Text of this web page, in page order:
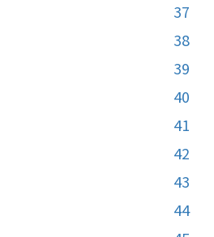
37
38
39
40
41
42
43
44